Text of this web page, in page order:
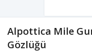
Alpottica Mile
Gözlüğü